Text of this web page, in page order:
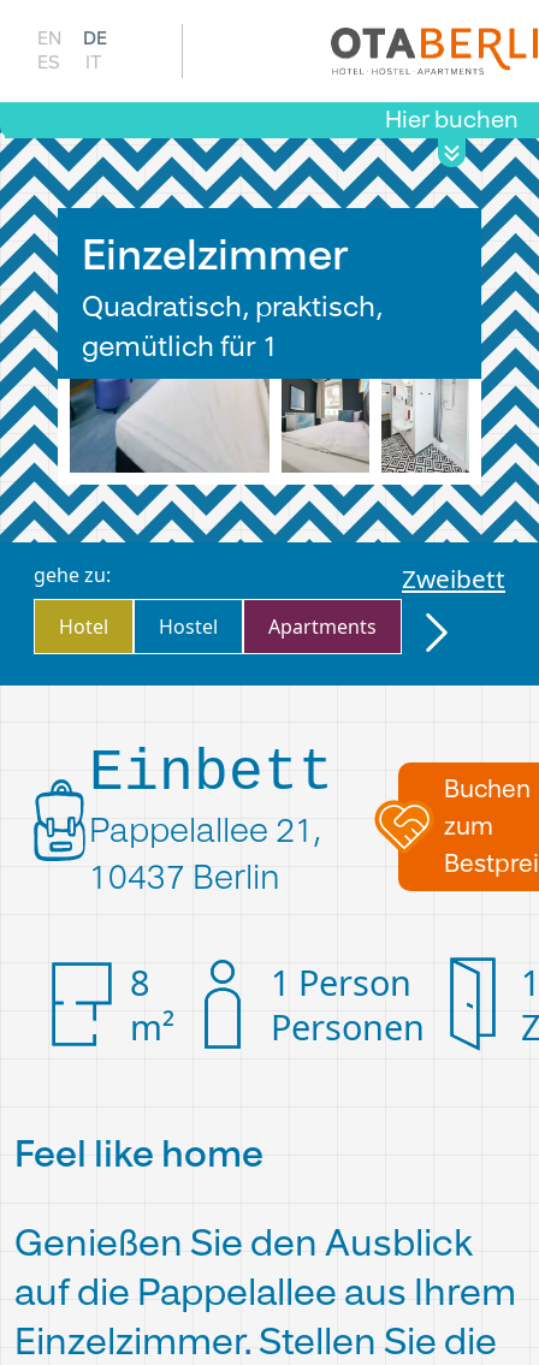
EN
DE
ES
IT
Hier buchen
Einzelzimmer
Quadratisch, praktisch,
gemütlich für 1
gehe zu:
Hote­­­­­­l
­Hostel ­Apartments
Zweibett
Einbett
Pappelallee 21,
10437 Berlin
Buchen
zum
8
m²
1 Person
Personen
1
Feel like home
Genießen Sie den Ausblick
auf die Pappelallee aus Ihrem
Einzelzimmer. Stellen Sie die